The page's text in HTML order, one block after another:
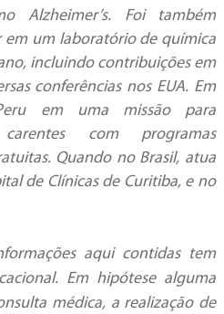
Alzheimer’s. Foi também
em um laboratório de química
incluindo contribuições em
conferências nos EUA. Em
em uma missão para
com programas
Quando no Brasil, atua
de Clínicas de Curitiba, e no
aqui contidas tem
Em hipótese alguma
médica, a realização de